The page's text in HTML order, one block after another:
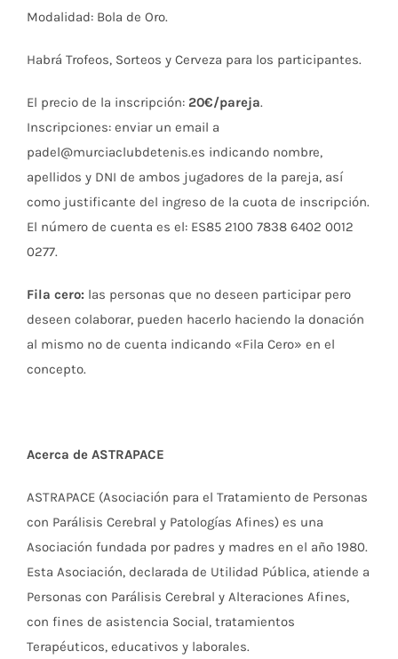
Modalidad: Bola de Oro.
Habrá Trofeos, Sorteos y Cerveza para los participantes.
El precio de la inscripción: 20€/pareja.
Inscripciones: enviar un email a
padel@murciaclubdetenis.es indicando nombre,
apellidos y DNI de ambos jugadores de la pareja, así
como justificante del ingreso de la cuota de inscripción.
El número de cuenta es el: ES85 2100 7838 6402 0012
0277.
Fila cero: las personas que no deseen participar pero
deseen colaborar, pueden hacerlo haciendo la donación
al mismo nº de cuenta indicando «Fila Cero» en el
concepto.
Acerca de ASTRAPACE
ASTRAPACE (Asociación para el Tratamiento de Personas
con Parálisis Cerebral y Patologías Afines) es una
Asociación fundada por padres y madres en el año 1980.
Esta Asociación, declarada de Utilidad Pública, atiende a
Personas con Parálisis Cerebral y Alteraciones Afines,
con fines de asistencia Social, tratamientos
Terapéuticos, educativos y laborales.